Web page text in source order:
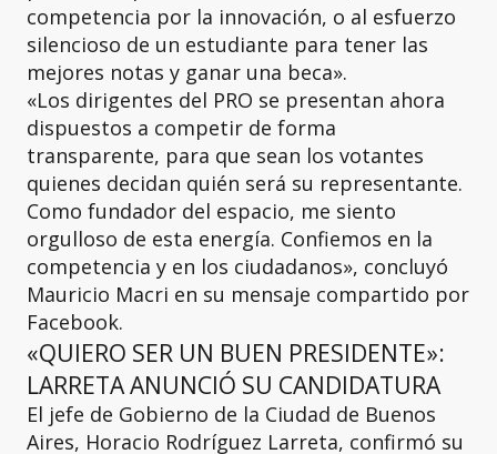
competencia por la innovación, o al esfuerzo
silencioso de un estudiante para tener las
mejores notas y ganar una beca».
«Los dirigentes del PRO se presentan ahora
dispuestos a competir de forma
transparente, para que sean los votantes
quienes decidan quién será su representante.
Como fundador del espacio, me siento
orgulloso de esta energía. Confiemos en la
competencia y en los ciudadanos», concluyó
Mauricio Macri en su mensaje compartido por
Facebook.
«QUIERO SER UN BUEN PRESIDENTE»:
LARRETA ANUNCIÓ SU CANDIDATURA
El jefe de Gobierno de la Ciudad de Buenos
Aires, Horacio Rodríguez Larreta, confirmó su